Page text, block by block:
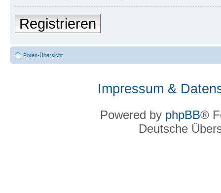
Registrieren
Foren-Übersicht
Impressum &
Powered by phpBB®
Deutsche